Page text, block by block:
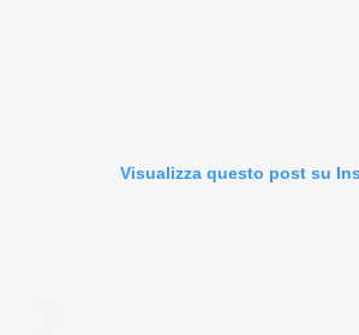
Visualizza questo post su